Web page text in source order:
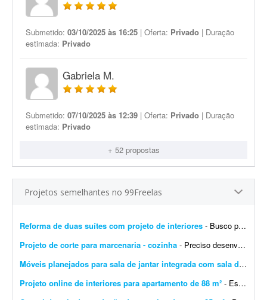
Submetido: 03/10/2025 às 16:25 | Oferta: Privado | Duração
estimada: Privado
Gabriela M.
Submetido: 07/10/2025 às 12:39 | Oferta: Privado | Duração
estimada: Privado
+ 52 propostas
Projetos semelhantes no 99Freelas
Reforma de duas suítes com projeto de interiores - Busco profissional de arquitetura ou design de interiores para elaborar o projeto executivo completo da reforma de duas suítes e do ambiente integrado de estar e jantar, com dimensões...
Projeto de corte para marcenaria - cozinha - Preciso desenvolver o projeto de móveis da minha casa. Espero que o profissional proponha soluções baseadas nas medidas do ambiente e gere um projeto de corte compatível...
Móveis planejados para sala de jantar integrada com sala de TV
Projeto online de interiores para apartamento de 88 m² - Estou em busca de um(a) designer de interiores ou arquiteto(a) para me auxiliar em um projeto online de atualização do meu apartamento. O imóvel tem 88 m² e já est...